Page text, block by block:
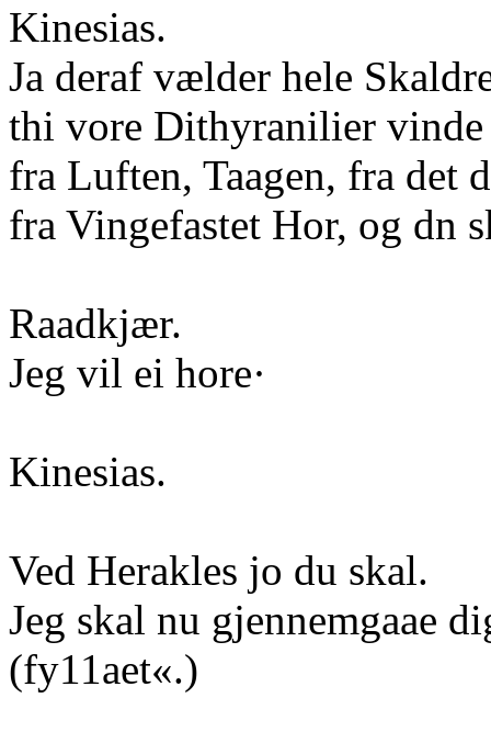
Kinesias.
Ja deraf vælder hele
thi vore Dithyranilier vinde
fra Luften, Taagen, fra det
fra Vingefastet Hor, og dn
Raadkjær.
Jeg vil ei hore·
Kinesias.
Ved Herakles jo du skal.
Jeg skal nu gjennemgaae
(fy11aet«.)